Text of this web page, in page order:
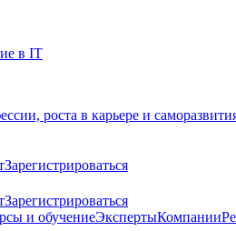
в IT
роста в карьере и
Зарегистрироваться
Зарегистрироваться
и обучениеЭкспертыКомпании